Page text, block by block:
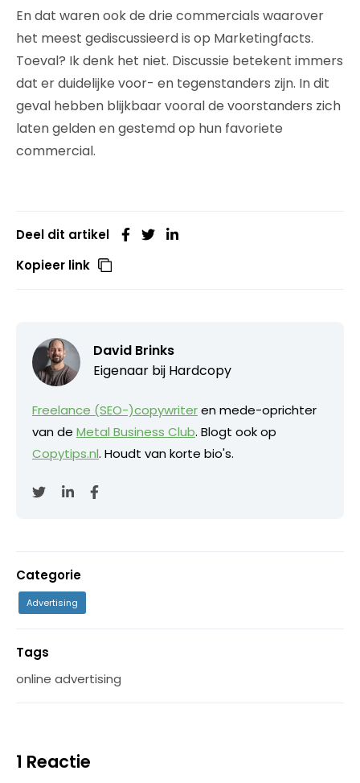
En dat waren ook de drie commercials waarover
het meest gediscussieerd is op Marketingfacts.
Toeval? Ik denk het niet. Discussie betekent immers
dat er duidelijke voor- en tegenstanders zijn. In dit
geval hebben blijkbaar vooral de voorstanders zich
laten gelden en gestemd op hun favoriete
commercial.
Deel dit artikel
Kopieer link
David Brinks
Eigenaar bij Hardcopy
Freelance (SEO-)copywriteren mede-oprichter
van de Metal Business Club. Blogt ook op
Copytips.nl. Houdt van korte bio's.
Categorie
Advertising
Tags
online advertising
1 Reactie